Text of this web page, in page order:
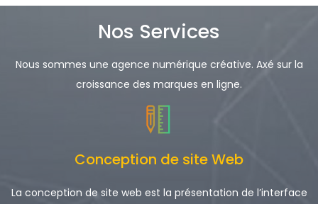
Nos Services
Nous sommes une agence numérique créative. Axé sur la
croissance des marques en ligne.
Conception de site Web
La conception de site web est la présentation de l’interface